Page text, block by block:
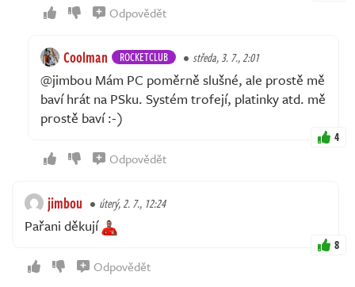
Odpovědět
Coolman ROCKETCLUB středa, 3. 7., 2:01
@jimbou Mám PC poměrně slušné, ale prostě mě
baví hrát na PSku. Systém trofejí, platinky atd. mě
prostě baví :-)
4
Odpovědět
jimbou úterý, 2. 7., 12:24
Pařani děkují
8
Odpovědět